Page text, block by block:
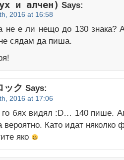
и алчен) Says:
2016 at 16:58
не е ли нещо до 130 знака?
сядам да пиша.
ック Says:
2016 at 17:06
бях видял :D… 140 пише.
вероятно. Като идат
яко